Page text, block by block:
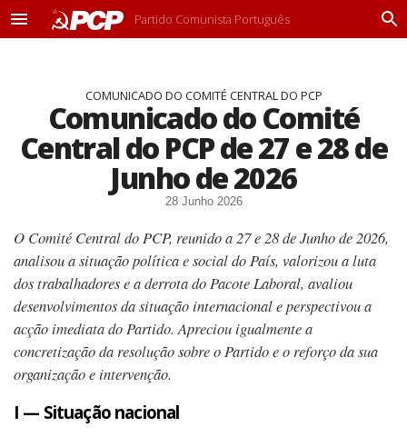
M
Partido Comunista Português
P
COMUNICADO DO COMITÉ CENTRAL DO PCP
Comunicado do Comité
Central do PCP de 27 e 28 de
Junho de 2026
28 Junho 2026
O Comité Central do PCP, reunido a 27 e 28 de Junho de 2026,
analisou a situação política e social do País, valorizou a luta
dos trabalhadores e a derrota do Pacote Laboral, avaliou
desenvolvimentos da situação internacional e perspectivou a
acção imediata do Partido. Apreciou igualmente a
concretização da resolução sobre o Partido e o reforço da sua
organização e intervenção.
I — Situação nacional